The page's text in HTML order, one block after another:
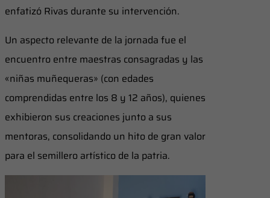
enfatizó Rivas durante su intervención.
Un aspecto relevante de la jornada fue el
encuentro entre maestras consagradas y las
«niñas muñequeras» (con edades
comprendidas entre los 8 y 12 años), quienes
exhibieron sus creaciones junto a sus
mentoras, consolidando un hito de gran valor
para el semillero artístico de la patria.